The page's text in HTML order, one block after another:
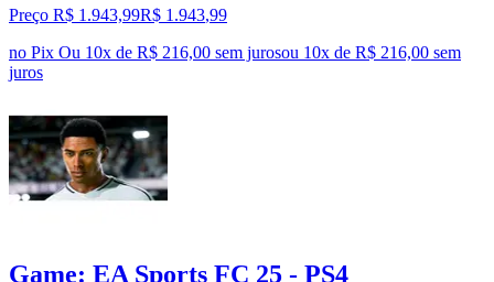
Preço R$ 1.943,99R$ 1.943,99
no Pix Ou 10x de R$ 216,00 sem jurosou 10x de R$ 216,00 sem
juros
Game: EA Sports FC 25 - PS4